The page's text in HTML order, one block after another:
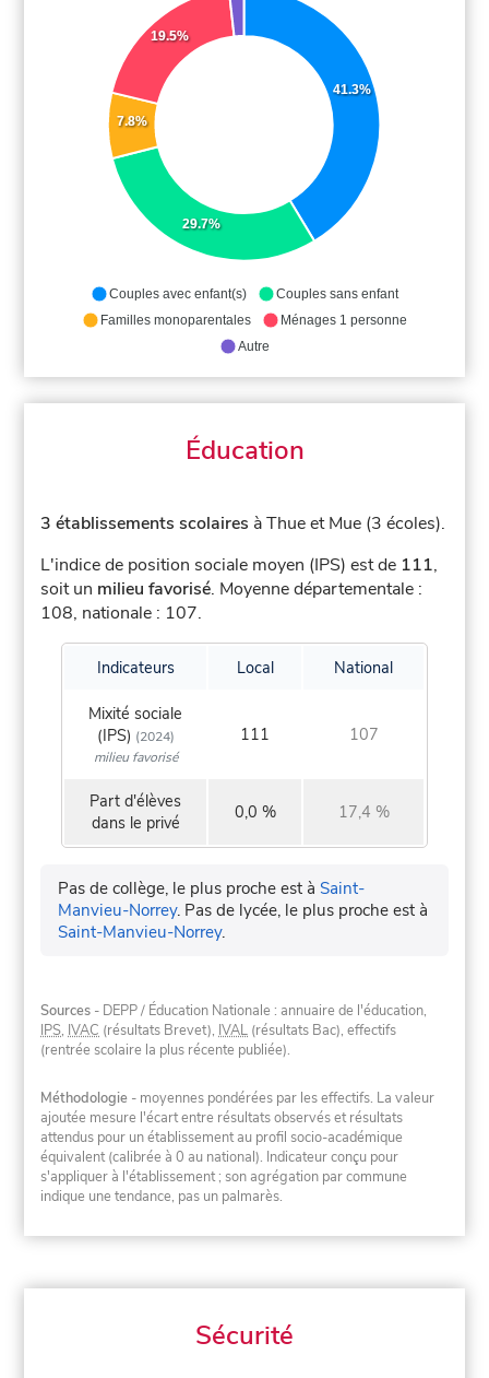
41.3%
29.7%
7.8%
19.5%
Couples avec enfant(s)
Couples sans enfant
Familles monoparentales
Ménages 1 personne
Autre
Éducation
3 établissements scolaires à Thue et Mue (3 écoles).
L'indice de position sociale moyen (IPS) est de 111,
soit un milieu favorisé. Moyenne départementale :
108, nationale : 107.
Indicateurs Local National
Mixité sociale
(IPS) (2024)
milieu favorisé
111 107
Part d'élèves
dans le privé
0,0 % 17,4 %
Pas de collège, le plus proche est àSaint-
Manvieu-Norrey. Pas de lycée, le plus proche est à
Saint-Manvieu-Norrey.
Sources - DEPP / Éducation Nationale : annuaire de l'éducation,
IPS, IVAC (résultats Brevet), IVAL (résultats Bac), effectifs
(rentrée scolaire la plus récente publiée).
Méthodologie - moyennes pondérées par les effectifs. La valeur
ajoutée mesure l'écart entre résultats observés et résultats
attendus pour un établissement au profil socio-académique
équivalent (calibrée à 0 au national). Indicateur conçu pour
s'appliquer à l'établissement ; son agrégation par commune
indique une tendance, pas un palmarès.
Sécurité